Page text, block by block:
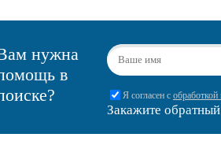
нужна
в
Я согласен с
Закажите